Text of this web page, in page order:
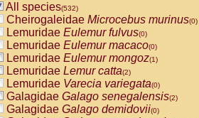
All species(532)
Cheirogaleidae Microcebus murinus(0)
Lemuridae Eulemur fulvus(0)
Lemuridae Eulemur macaco(0)
Lemuridae Eulemur mongoz(1)
Lemuridae Lemur catta(2)
Lemuridae Varecia variegata(0)
Galagidae Galago senegalensis(2)
Galagidae Galago demidovii(0)